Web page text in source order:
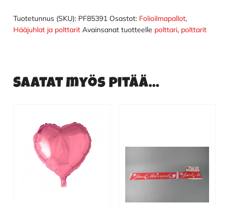
Tuotetunnus (SKU): PF85391 Osastot: Folioilmapallot,
Hääjuhlat ja polttarit Avainsanat tuotteelle polttari, polttarit
Saatat myös pitää...